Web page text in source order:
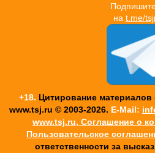
на t.me/
+18. Цитирование
www.tsj.ru © 2003-2026. E-Mail:
www.tsj.ru, Соглашение о
Пользовательское
ответственности за